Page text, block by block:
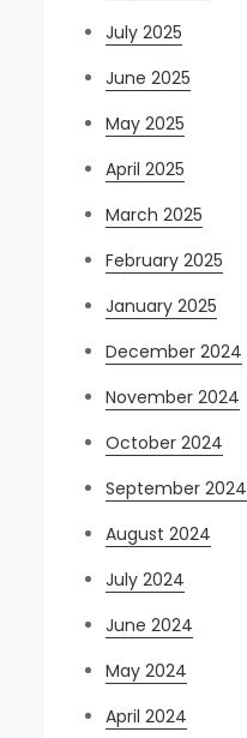
July 2025
June 2025
May 2025
April 2025
March 2025
February 2025
January 2025
December 2024
November 2024
October 2024
September 2024
August 2024
July 2024
June 2024
May 2024
April 2024